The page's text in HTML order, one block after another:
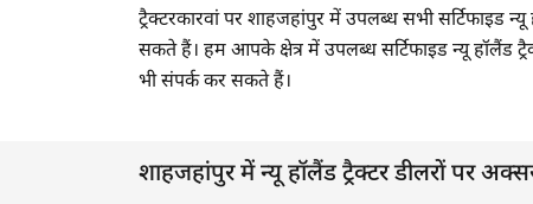
ट्रैक्टरकारवां पर शाहजहांपुर में उपलब्ध सभी सर्टिफाइड
सकते हैं। हम आपके क्षेत्र में उपलब्ध सर्टिफाइड न्यू हॉलैंड
भी संपर्क कर सकते हैं।
शाहजहांपुर में न्यू हॉलैंड ट्रैक्टर डीलरों पर